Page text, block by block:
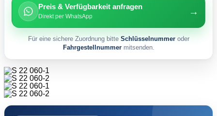
Preis & Verfügbarkeit anfragen
Direkt per WhatsApp →
Für eine sichere Zuordnung bitte Schlüsselnummeroder
Fahrgestellnummermitsenden.